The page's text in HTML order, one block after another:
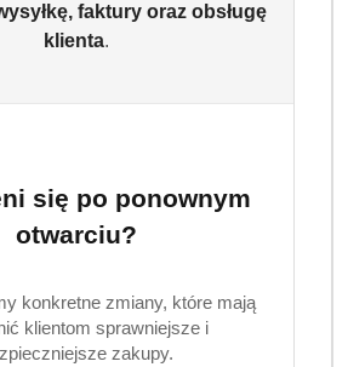
200g kawa
100% robusta mocna
faktury oraz obsługę
klienta.
się po ponownym
otwarciu?
konkretne zmiany, które mają
klientom sprawniejsze i
zakupy.